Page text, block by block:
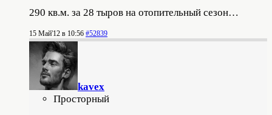
290 кв.м. за 28 тыров на отопительный сезон…
15 Май'12 в 10:56 #52839
kavex
Просторный